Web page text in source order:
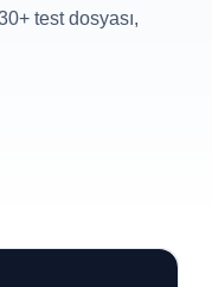
test dosyası,